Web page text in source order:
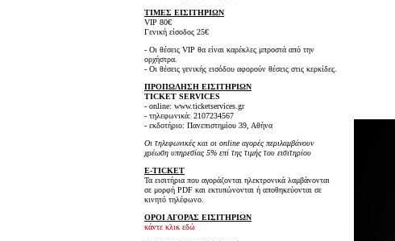
ΤΙΜΕΣ ΕΙΣΙΤΗΡΙΩΝ
VIP 80€
Γενική είσοδος 25€
- Οι θέσεις VIP θα είναι καρέκλες μπροστά από την
ορχήστρα.
- Οι θέσεις γενικής εισόδου αφορούν θέσεις στις κερκίδες.
ΠΡΟΠΩΛΗΣΗ ΕΙΣΙΤΗΡΙΩΝ
TICKET SERVICES
- online: www.ticketservices.gr
- τηλεφωνικά: 2107234567
- εκδοτήριο: Πανεπιστημίου 39, Αθήνα
Οι τηλεφωνικές και οι online αγορές περιλαμβάνουν
χρέωση υπηρεσίας 5% επί της τιμής του εισιτηρίου
E-TICKET
Τα εισιτήρια που αγοράζονται ηλεκτρονικά λαμβάνονται
σε μορφή PDF και εκτυπώνονται ή αποθηκεύονται σε
κινητό τηλέφωνο.
ΟΡΟΙ ΑΓΟΡΑΣ ΕΙΣΙΤΗΡΙΩΝ
κάντε κλικ εδώ